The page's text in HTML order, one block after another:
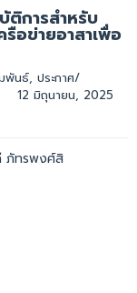
ติการสำหรับ
อข่ายอาสาเพื่อ
พันธ์, ประกาศ/
ภัทรพงศ์สิ